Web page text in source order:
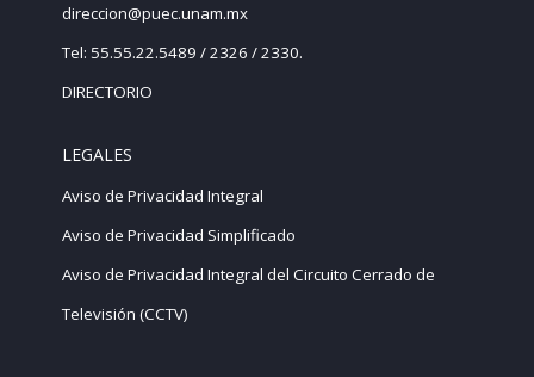
direccion@puec.unam.mx
Tel: 55.55.22.5489 / 2326 / 2330.
DIRECTORIO
LEGALES
Aviso de Privacidad Integral
Aviso de Privacidad Simplificado
Aviso de Privacidad Integral del Circuito Cerrado de
Televisión (CCTV)